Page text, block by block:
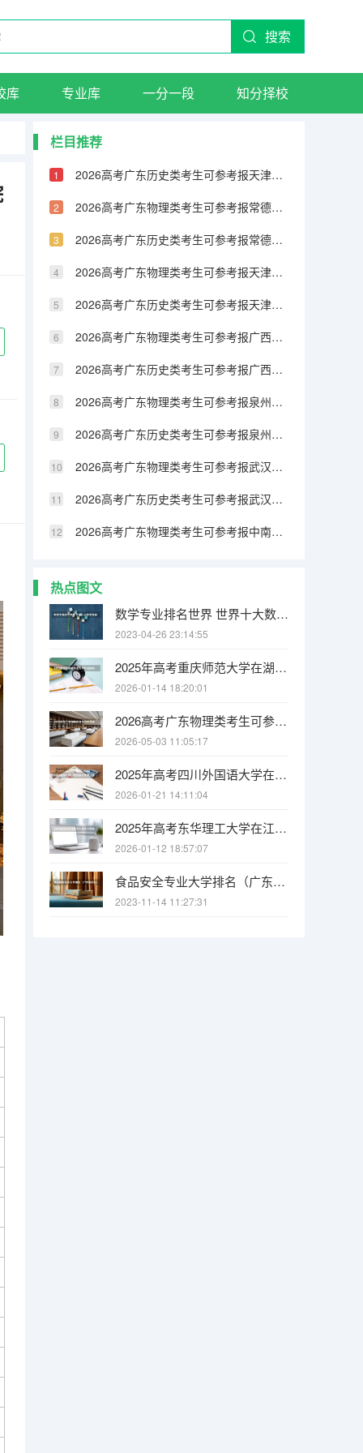
搜索
库 专业库 一分一段 知分择校
栏目推荐
2026高考广东历史类考生可参考报天津城市建设管理职业技术学院的专业汇总
2026高考广东物理类考生可参考报常德职业技术学院的专业汇总
2026高考广东历史类考生可参考报常德职业技术学院的专业汇总
2026高考广东物理类考生可参考报天津铁道职业技术学院的专业汇总
2026高考广东历史类考生可参考报天津铁道职业技术学院的专业汇总
2026高考广东物理类考生可参考报广西民族大学相思湖学院的专业汇总
2026高考广东历史类考生可参考报广西民族大学相思湖学院的专业汇总
2026高考广东物理类考生可参考报泉州纺织服装职业学院的专业汇总
2026高考广东历史类考生可参考报泉州纺织服装职业学院的专业汇总
2026高考广东物理类考生可参考报武汉生物工程学院的专业汇总
2026高考广东历史类考生可参考报武汉生物工程学院的专业汇总
2026高考广东物理类考生可参考报中南林业科技大学涉外学院的专业汇总
热点图文
数学专业排名世界 世界十大数学强国
2023-04-26 23:14:55
2025年高考重庆师范大学在湖南各批次选科要求有哪些
2026-01-14 18:20:01
2026高考广东物理类考生可参考报江西电力职业技术学院的专业汇总
2026-05-03 11:05:17
2025年高考四川外国语大学在内蒙古各批次选科要求有哪些
2026-01-21 14:11:04
2025年高考东华理工大学在江西各批次选科要求有哪些
2026-01-12 18:57:07
食品安全专业大学排名（广东省内2a的食品安全专业的大学）
2023-11-14 11:27:31